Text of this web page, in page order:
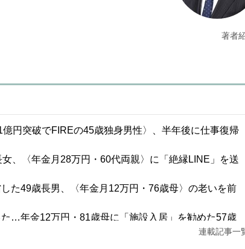
著者
億円突破でFIREの45歳独身男性〉、半年後に仕事復帰
、〈年金月28万円・60代両親〉に「絶縁LINE」を送
た49歳長男、〈年金月12万円・76歳母〉の老いを前
…年金12万円・81歳母に「施設入居」を勧めた57歳
連載記事一